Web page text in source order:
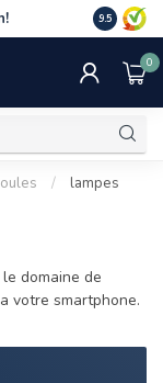
La
de 75 €.
9.5
0
/
lampes
domaine de
votre smartphone.